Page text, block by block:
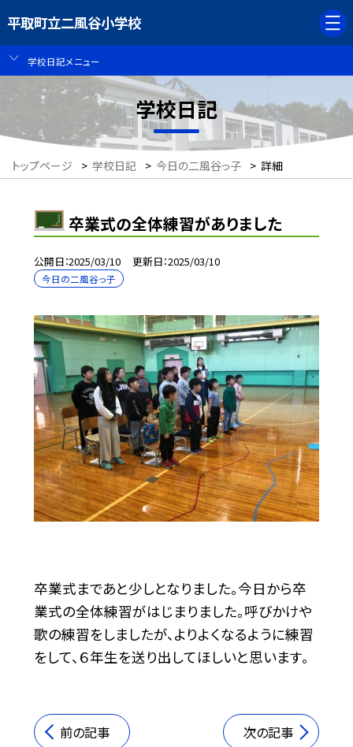
平取町立二風谷小学校
学校日記メニュー
学校日記
トップページ > 学校日記 > 今日の二風谷っ子 > 詳細
卒業式の全体練習がありました
公開日 2025/03/10 更新日 2025/03/10
今日の二風谷っ子
卒業式まであと少しとなりました。今日から卒
業式の全体練習がはじまりました。呼びかけや
歌の練習をしましたが、よりよくなるように練習
をして、６年生を送り出してほしいと思います。
前の記事 次の記事